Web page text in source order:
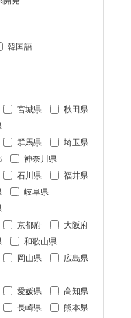
韓国語
宮城県
秋田県
群馬県
埼玉県
神奈川県
石川県
福井県
岐阜県
京都府
大阪府
和歌山県
岡山県
広島県
愛媛県 高知県
長崎県
熊本県